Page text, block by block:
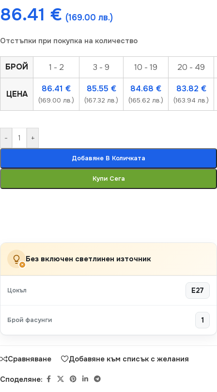
86.41 € (169.00 лв.)
Отстъпки при покупка на количество
БРОЙ 1 - 2 3 - 9 10 - 19 20 - 49
ЦЕНА
86.41 €
(169.00 лв.)
85.55 €
(167.32 лв.)
84.68 €
(165.62 лв.)
83.82 €
(163.94 лв.)
- +
Добавяне В Количката
Купи Сега
×
Без включен светлинен източник
Цокъл E27
Брой фасунги 1
Сравняване Добавяне към списък с желания
Споделяне: